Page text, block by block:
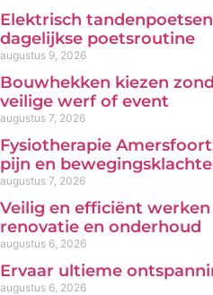
Elektrisch
dagelijkse poetsroutine
augustus 9, 2026
Bouwhekken kiezen
veilige werf of event
augustus 7, 2026
Fysiotherapie
pijn en
augustus 7, 2026
Veilig en efficiënt
renovatie en onderhoud
augustus 6, 2026
Ervaar ultieme
augustus 6, 2026